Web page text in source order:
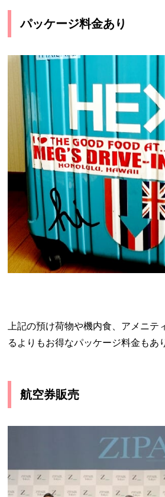
パッケージ料金あり
上記の預け荷物や機内食、アメニテ
るよりもお得なパッケージ料金もあ
航空券販売